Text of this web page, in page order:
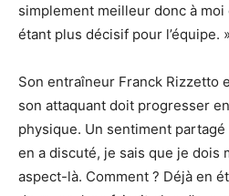
simplement meilleur donc à
étant plus décisif pour l’équipe. »
Son entraîneur Franck Rizzetto
son attaquant doit progresser
physique. Un sentiment partagé
en a discuté, je sais que je dois
aspect-là. Comment ? Déjà en